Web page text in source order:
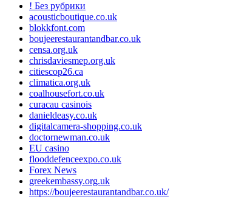
! Без рубрики
acousticboutique.co.uk
blokkfont.com
boujeerestaurantandbar.co.uk
censa.org.uk
chrisdaviesmep.org.uk
citiescop26.ca
climatica.org.uk
coalhousefort.co.uk
curacau casinois
danieldeasy.co.uk
digitalcamera-shopping.co.uk
doctornewman.co.uk
EU casino
flooddefenceexpo.co.uk
Forex News
greekembassy.org.uk
https://boujeerestaurantandbar.co.uk/